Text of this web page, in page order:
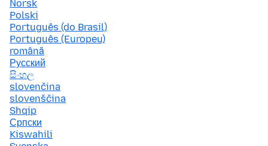
Norsk
Polski
Português (do Brasil)
Português (Europeu)
română
Русский
සිංහල
slovenčina
slovenščina
Shqip
Српски
Kiswahili